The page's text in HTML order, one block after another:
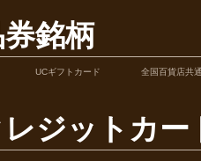
銘柄
UCギフトカード 全国百貨店共
ジットカー